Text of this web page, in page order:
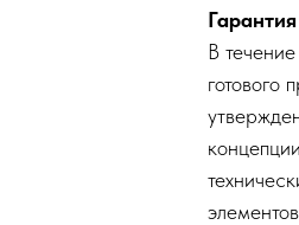
Гарантия
В
готового